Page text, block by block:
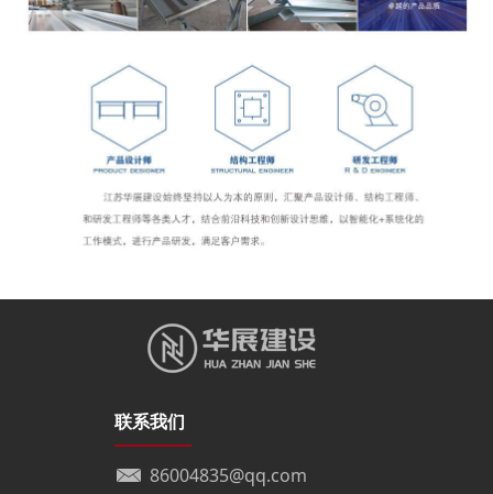
联系我们
86004835@qq.com